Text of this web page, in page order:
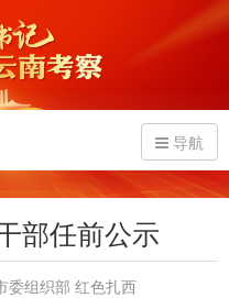
导航
部任前公示
委组织部 红色扎西